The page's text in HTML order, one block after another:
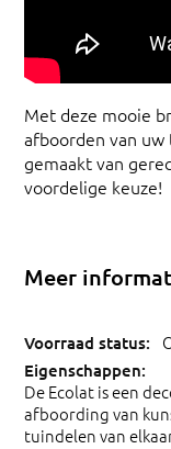
Met deze mooie
afboorden van uw
gemaakt van
voordelige keuze!
Meer
De Ecolat is een
afboording van
tuindelen van